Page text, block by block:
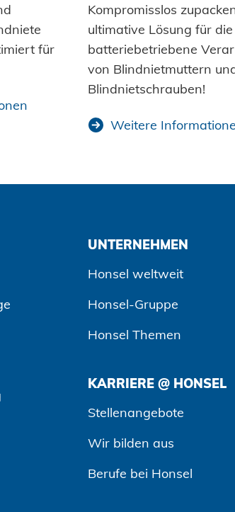
für
Kompromisslos
ultimative Lösung für die
batteriebetriebene
von Blindnietmuttern
Blindnietschrauben!
Weitere
UNTERNEHMEN
Honsel weltweit
Honsel-Gruppe
Honsel Themen
KARRIERE @ HONSEL
Stellenangebote
Wir bilden aus
Berufe bei Honsel